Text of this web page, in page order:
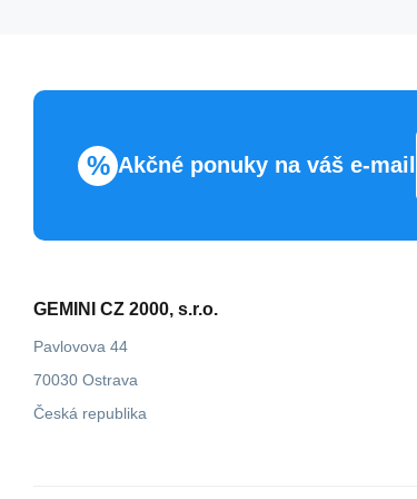
% Akčné ponuky na váš e-mail
GEMINI CZ 2000, s.r.o.
Pavlovova 44
70030 Ostrava
Česká republika